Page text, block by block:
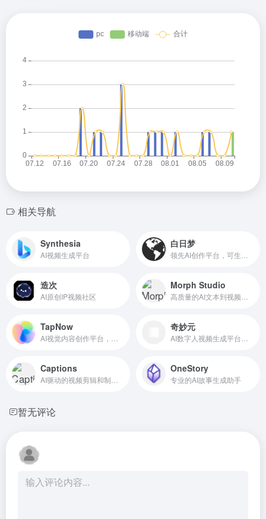
相关导航
Synthesia
AI视频生成平台
白日梦
造次
AI原创IP视频社区
Morph Studio
TapNow 奇妙元
Captions OneStory
专业的AI故事生成助手
暂无评论